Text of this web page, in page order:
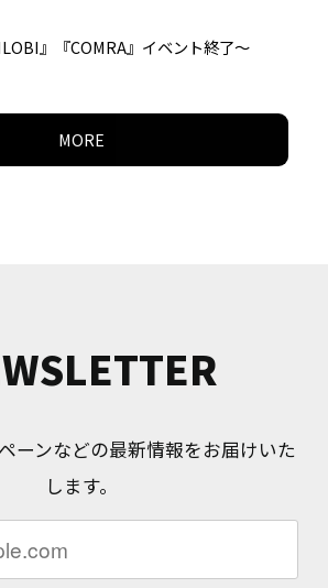
』『COMRA』イベント終了～
MORE
ーンなどの最新情報をお届けいた
します。